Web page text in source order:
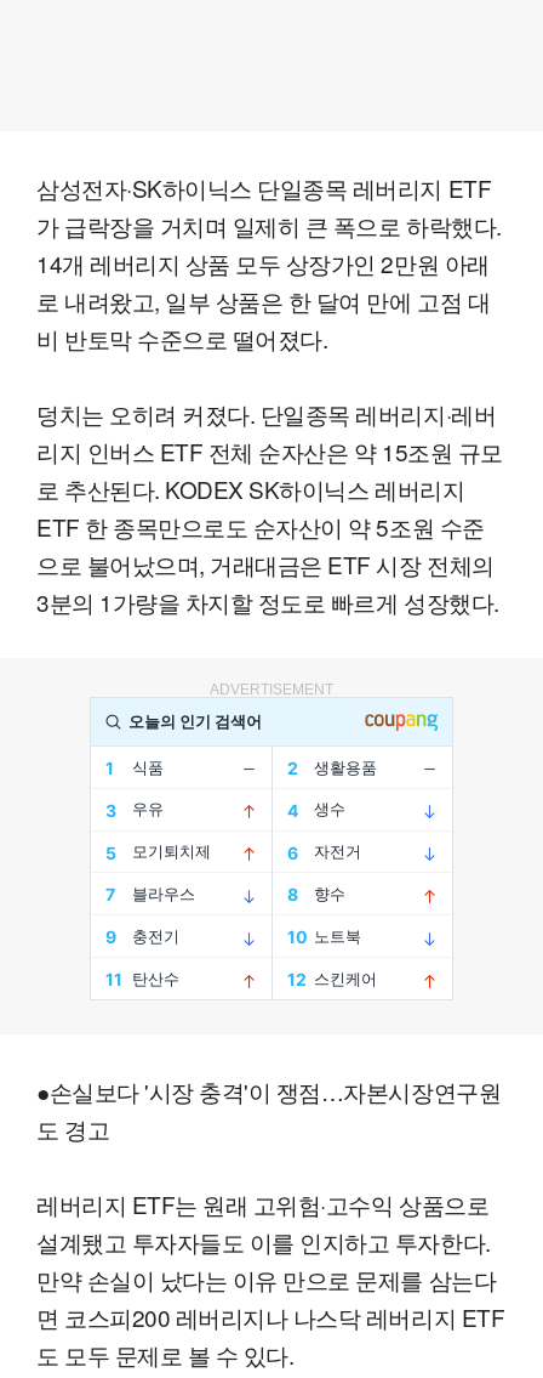
삼성전자·SK하이닉스 단일종목 레버리지 ETF
가 급락장을 거치며 일제히 큰 폭으로 하락했다.
14개 레버리지 상품 모두 상장가인 2만원 아래
로 내려왔고, 일부 상품은 한 달여 만에 고점 대
비 반토막 수준으로 떨어졌다.
덩치는 오히려 커졌다. 단일종목 레버리지·레버
리지 인버스 ETF 전체 순자산은 약 15조원 규모
로 추산된다. KODEX SK하이닉스 레버리지
ETF 한 종목만으로도 순자산이 약 5조원 수준
으로 불어났으며, 거래대금은 ETF 시장 전체의
3분의 1가량을 차지할 정도로 빠르게 성장했다.
ADVERTISEMENT
●손실보다 '시장 충격'이 쟁점…자본시장연구원
도 경고
레버리지 ETF는 원래 고위험·고수익 상품으로
설계됐고 투자자들도 이를 인지하고 투자한다.
만약 손실이 났다는 이유 만으로 문제를 삼는다
면 코스피200 레버리지나 나스닥 레버리지 ETF
도 모두 문제로 볼 수 있다.